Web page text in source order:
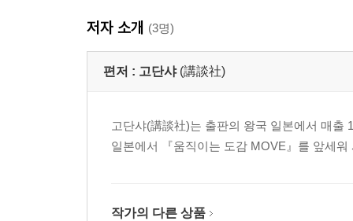
골리앗개구리 무리 150
맹꽁이 무리 151
풀개구리 등의 무리 153
저자 소개 (3명)
편저 : 고단샤 (講談社)
고단샤(講談社)는 출판의 왕국 일본에서 매출
일본에서 『움직이는 도감 MOVE』를 앞세
작가의 다른 상품